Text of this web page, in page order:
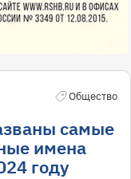
Общество
самые
имена
году